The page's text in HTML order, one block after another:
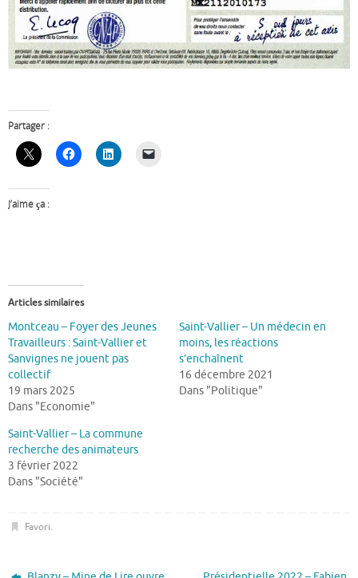
Partager :
J’aime ça :
Articles similaires
Montceau – Foyer des Jeunes
Travailleurs : Saint-Vallier et
Sanvignes ne jouent pas
collectif
19 mars 2025
Dans "Economie"
Saint-Vallier – Un médecin en
moins, les réactions
s’enchaînent
16 décembre 2021
Dans "Politique"
Saint-Vallier – La commune
recherche des animateurs
3 février 2022
Dans "Société"
Favori.